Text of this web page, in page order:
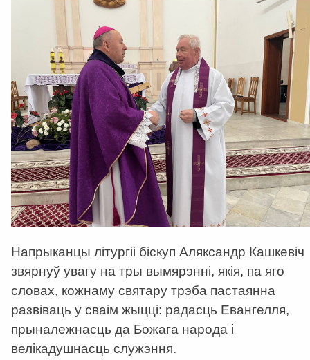
Напрыканцы літургіі біскуп Аляксандр Кашкевіч
звярнуў увагу на тры вымярэнні, якія, па яго
словах, кожнаму святару трэба пастаянна
развіваць у сваім жыцці: радасць Евангелля,
прыналежнасць да Божага народа і
велікадушнасць служэння.